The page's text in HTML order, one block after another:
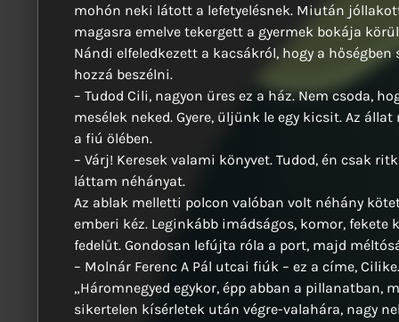
mohón neki látott a lefetyelésnek. Miután
magasra emelve tekergett a gyermek bokája
Nándi elfeledkezett a kacsákról, hogy a
hozzá beszélni.
– Tudod Cili, nagyon üres ez a ház. Nem csoda,
mesélek neked. Gyere, üljünk le egy kicsit. Az
a fiú ölében.
– Várj! Keresek valami könyvet. Tudod, én csak
láttam néhányat.
Az ablak melletti polcon valóban volt néhány
emberi kéz. Leginkább imádságos, komor,
fedelűt. Gondosan lefújta róla a port, majd
– Molnár Ferenc A Pál utcai fiúk – ez a címe,
„Háromnegyed egykor, épp abban a
sikertelen kísérletek után végre-valahára, nagy